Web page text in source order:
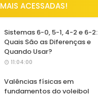
MAIS ACESSADAS!
Sistemas 6-0, 5-1, 4-2 e 6-2:
Quais São as Diferenças e
Quando Usar?
11:04:00
Valências físicas em
fundamentos do voleibol